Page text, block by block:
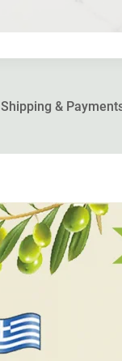
Shipping &